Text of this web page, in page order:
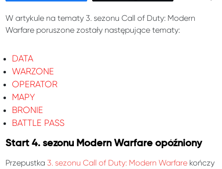
W artykule na tematy 3. sezonu Call of Duty: Modern
Warfare poruszone zostały następujące tematy:
DATA
WARZONE
OPERATOR
MAPY
BRONIE
BATTLE PASS
Start 4. sezonu Modern Warfare opóźniony
Przepustka3. sezonu Call of Duty: Modern Warfare kończy